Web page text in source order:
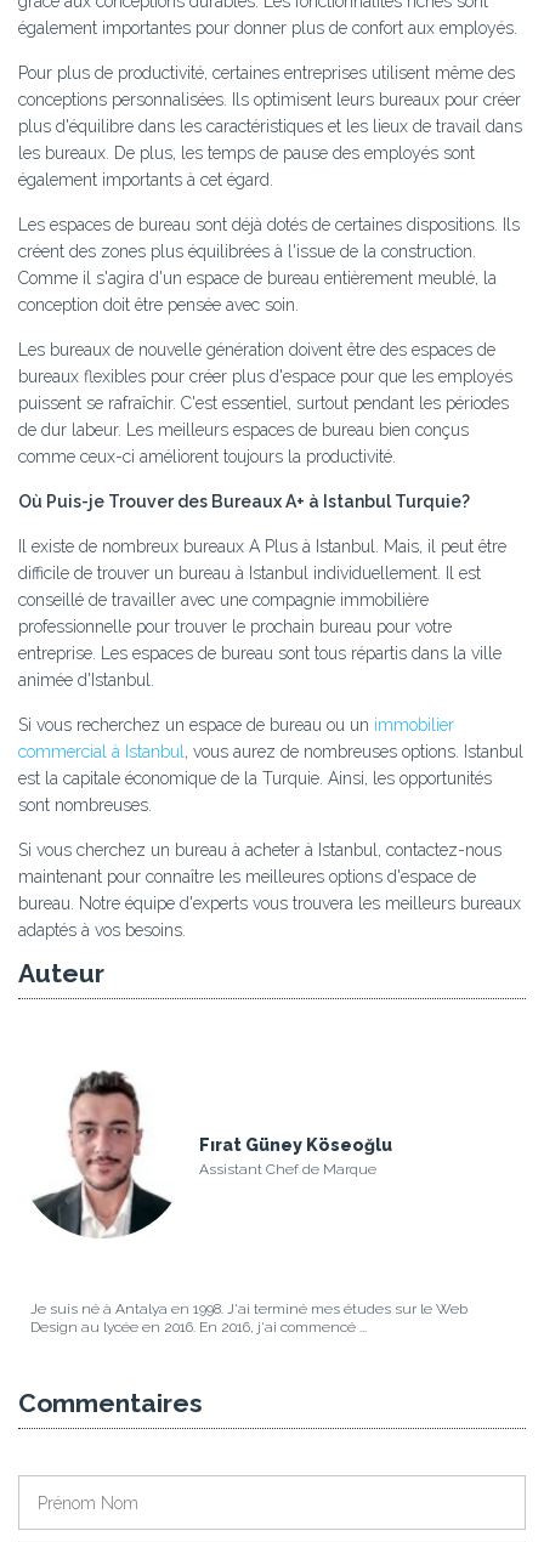
également importantes pour donner plus de confort aux employés.
Pour plus de productivité, certaines entreprises utilisent même des
conceptions personnalisées. Ils optimisent leurs bureaux pour créer
plus d'équilibre dans les caractéristiques et les lieux de travail dans
les bureaux. De plus, les temps de pause des employés sont
également importants à cet égard.
Les espaces de bureau sont déjà dotés de certaines dispositions. Ils
créent des zones plus équilibrées à l'issue de la construction.
Comme il s'agira d'un espace de bureau entièrement meublé, la
conception doit être pensée avec soin.
Les bureaux de nouvelle génération doivent être des espaces de
bureaux flexibles pour créer plus d'espace pour que les employés
puissent se rafraîchir. C'est essentiel, surtout pendant les périodes
de dur labeur. Les meilleurs espaces de bureau bien conçus
comme ceux-ci améliorent toujours la productivité.
Où Puis-je Trouver des Bureaux A+ à Istanbul Turquie?
Il existe de nombreux bureaux A Plus à Istanbul. Mais, il peut être
difficile de trouver un bureau à Istanbul individuellement. Il est
conseillé de travailler avec une compagnie immobilière
professionnelle pour trouver le prochain bureau pour votre
entreprise. Les espaces de bureau sont tous répartis dans la ville
animée d'Istanbul.
Si vous recherchez un espace de bureau ou un immobilier
commercial à Istanbul , vous aurez de nombreuses options. Istanbul
est la capitale économique de la Turquie. Ainsi, les opportunités
sont nombreuses.
Si vous cherchez un bureau à acheter à Istanbul, contactez-nous
maintenant pour connaître les meilleures options d'espace de
bureau. Notre équipe d'experts vous trouvera les meilleurs bureaux
adaptés à vos besoins.
Auteur
Fırat Güney Köseoğlu
Assistant Chef de Marque
Je suis né à Antalya en 1998. J'ai terminé mes études sur le Web
Design au lycée en 2016. En 2016, j'ai commencé ...
Commentaires